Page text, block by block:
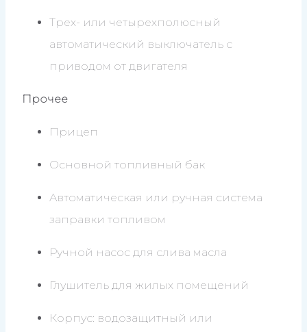
Трех- или четырехполюсный
автоматический выключатель с
приводом от двигателя
Прочее
Прицеп
Основной топливный бак
Автоматическая или ручная система
заправки топливом
Ручной насос для слива масла
Глушитель для жилых помещений
Корпус: водозащитный или